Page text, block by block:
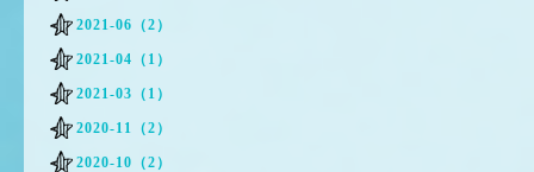
2021-06（2）
2021-04（1）
2021-03（1）
2020-11（2）
2020-10（2）